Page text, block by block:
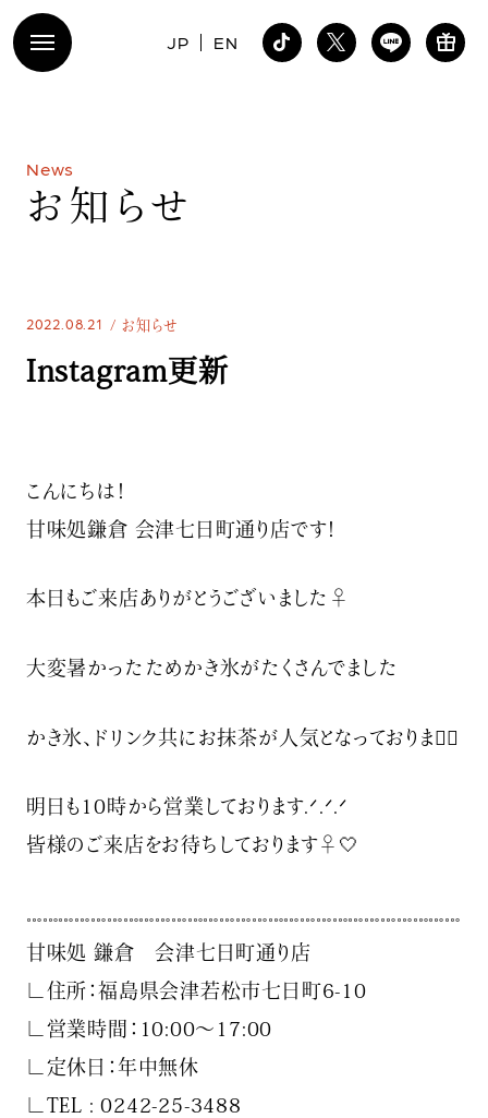
JP EN
News
お 知 ら せ
2022.08.21 お知らせ
Instagram更新
こんにちは！
甘味処鎌倉 会津七日町通り店です！
本日もご来店ありがとうございました‍♀️
大変暑かったためかき氷がたくさんでました
かき氷、ドリンク共にお抹茶が人気となっております🏻
明日も10時から営業しております.ᐟ‪‪.ᐟ.ᐟ‪‪
皆様のご来店をお待ちしております‍♀️🤍
𓏧𓏧𓏧𓏧𓏧𓏧𓏧𓏧𓏧𓏧𓏧𓏧𓏧𓏧𓏧𓏧𓏧𓏧𓏧𓏧𓏧𓏧𓏧𓏧𓏧𓏧𓏧
甘味処 鎌倉 会津七日町通り店
∟住所：福島県会津若松市七日町6-10
∟営業時間：10:00〜17:00
∟定休日：年中無休
∟TEL : 0242-25-3488